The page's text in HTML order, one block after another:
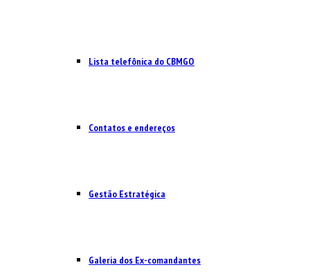
Lista telefônica do CBMGO
Contatos e endereços
Gestão Estratégica
Galeria dos Ex-comandantes